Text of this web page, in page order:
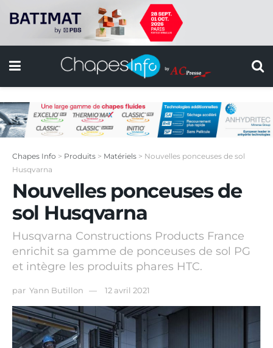
Chapes Info > Produits > Matériels > Nouvelles ponceuses de sol
Husqvarna
Nouvelles ponceuses de
sol Husqvarna
Husqvarna Constructions Products France
enrichit sa gamme de ponceuses de sol PG
et intègre les produits phares HTC.
par Yann Butillon 12 avril 2021